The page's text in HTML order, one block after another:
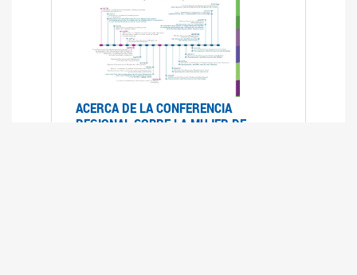
ACERCA DE LA CONFERENCIA
REGIONAL SOBRE LA MUJER DE